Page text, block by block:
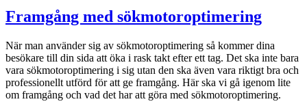
Framgång med sökmotoroptimering
När man använder sig av sökmotoroptimering så kommer dina
besökare till din sida att öka i rask takt efter ett tag. Det ska inte bara
vara sökmotoroptimering i sig utan den ska även vara riktigt bra och
professionellt utförd för att ge framgång. Här ska vi gå igenom lite
om framgång och vad det har att göra med sökmotoroptimering.